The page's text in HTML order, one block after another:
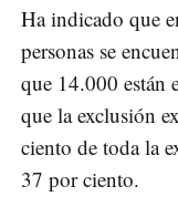
Ha indicado que
personas se
que 14.000 están
que la exclusión
ciento de toda la
37 por ciento.